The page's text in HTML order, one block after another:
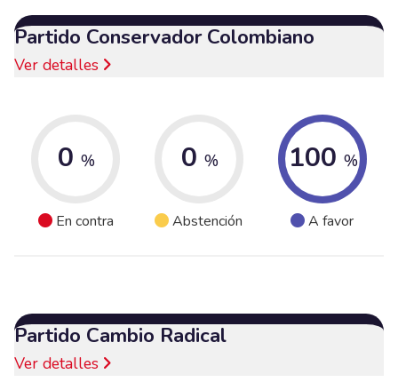
Partido Conservador Colombiano
Ver detalles
0 %
En contra
0 %
Abstención
100 %
A favor
Partido Cambio Radical
Ver detalles